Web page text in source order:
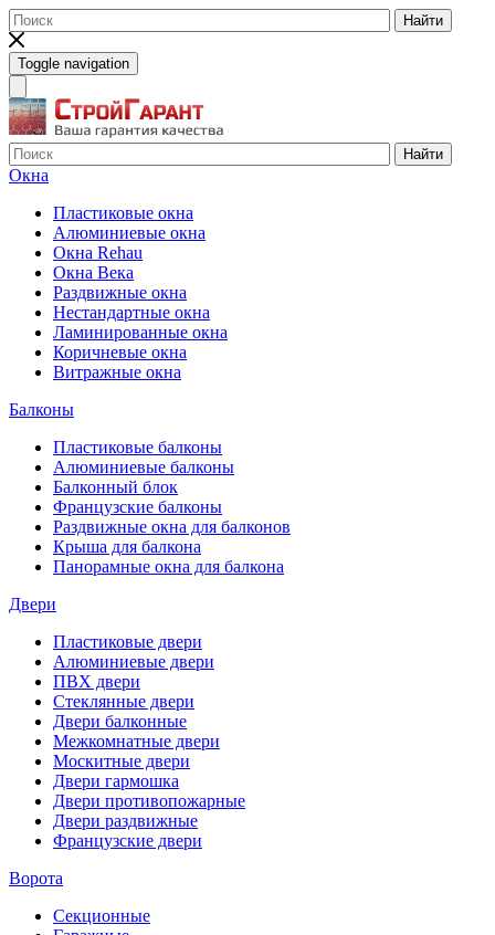
Найти
Toggle navigation
Найти
Окна
Пластиковые окна
Алюминиевые окна
Окна Rehau
Окна Века
Раздвижные окна
Нестандартные окна
Ламинированные окна
Коричневые окна
Витражные окна
Балконы
Пластиковые балконы
Алюминиевые балконы
Балконный блок
Французские балконы
Раздвижные окна для балконов
Крыша для балкона
Панорамные окна для балкона
Двери
Пластиковые двери
Алюминиевые двери
ПВХ двери
Стеклянные двери
Двери балконные
Межкомнатные двери
Москитные двери
Двери гармошка
Двери противопожарные
Двери раздвижные
Французские двери
Ворота
Секционные